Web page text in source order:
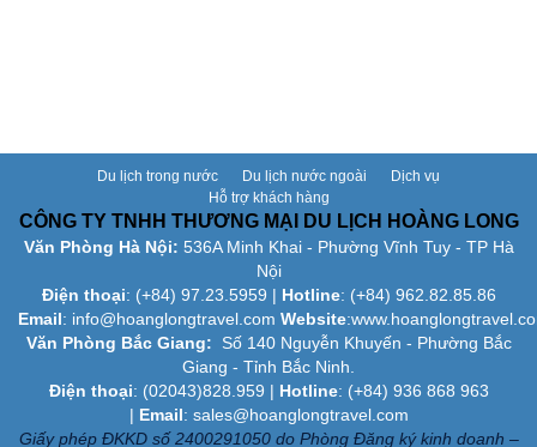
Du lịch trong nước Du lịch nước ngoài
Dịch vụ
Hỗ trợ khách hàng
CÔNG TY TNHH THƯƠNG MẠI DU LỊCH HOÀNG LONG
Văn Phòng Hà Nội: 536A Minh Khai - Phường Vĩnh Tuy - TP Hà
Nội
Điện thoại: (+84) 97.23.5959 | Hotline: (+84) 962.82.85.86
Email: info@hoanglongtravel.com Website:www.
Văn Phòng Bắc Giang: Số 140 Nguyễn Khuyến - Phường Bắc
Giang - Tỉnh Bắc Ninh.
Điện thoại: (02043)828.959 | Hotline: (+84) 936 868 963
| Email: sales@hoanglongtravel.com
Giấy phép ĐKKD số 2400291050 do Phòng Đăng ký kinh doanh –